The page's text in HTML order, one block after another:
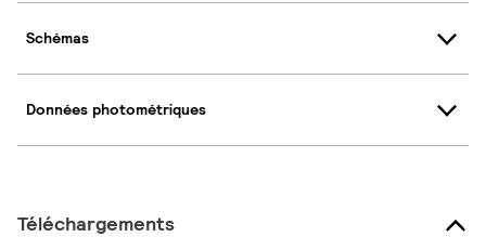
Schémas
Données photométriques
Téléchargements